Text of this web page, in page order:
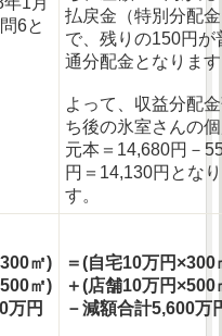
6と
払戻金（特別分配
で、残りの150円が
通分配金となりま
よって、収益分配
ち後の氷室さんの
元本＝14,680円－
円＝14,130円とな
す。
㎡)
㎡)
万円
＝(自宅10万円×300
＋(店舗10万円×500
－減額合計5,600万